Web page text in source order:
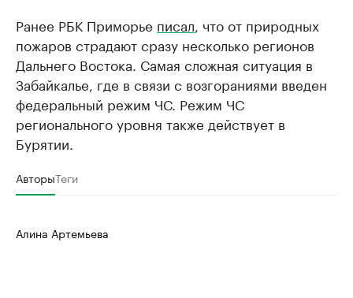
Ранее РБК Приморье писал , что от природных
пожаров страдают сразу несколько регионов
Дальнего Востока. Самая сложная ситуация в
Забайкалье, где в связи с возгораниями введен
федеральный режим ЧС. Режим ЧС
регионального уровня также действует в
Бурятии.
АвторыТеги
Алина Артемьева